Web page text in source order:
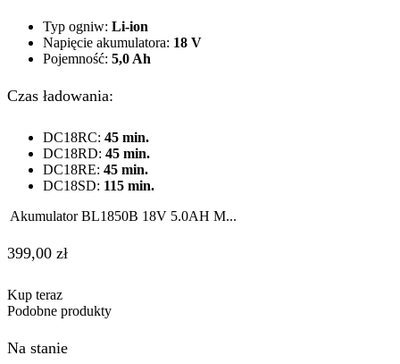
Typ ogniw: Li-ion
Napięcie akumulatora: 18 V
Pojemność: 5,0 Ah
Czas ładowania:
DC18RC: 45 min.
DC18RD: 45 min.
DC18RE: 45 min.
DC18SD: 115 min.
Akumulator BL1850B 18V 5.0AH M...
399,00 zł
Kup teraz
Podobne produkty
Na stanie